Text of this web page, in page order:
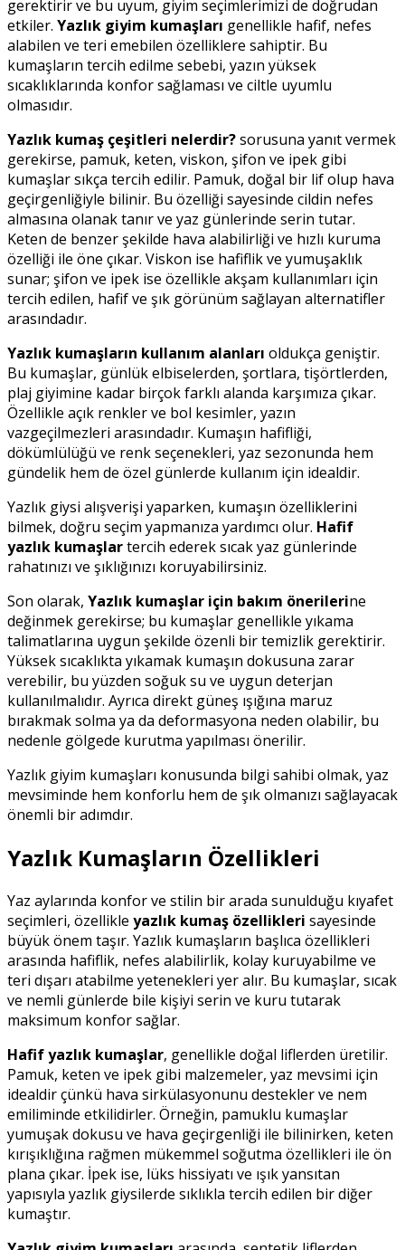
gerektirir ve bu uyum, giyim seçimlerimizi de doğrudan
etkiler. Yazlık giyim kumaşları genellikle hafif, nefes
alabilen ve teri emebilen özelliklere sahiptir. Bu
kumaşların tercih edilme sebebi, yazın yüksek
sıcaklıklarında konfor sağlaması ve ciltle uyumlu
olmasıdır.
Yazlık kumaş çeşitleri nelerdir?sorusuna yanıt vermek
gerekirse, pamuk, keten, viskon, şifon ve ipek gibi
kumaşlar sıkça tercih edilir. Pamuk, doğal bir lif olup hava
geçirgenliğiyle bilinir. Bu özelliği sayesinde cildin nefes
almasına olanak tanır ve yaz günlerinde serin tutar.
Keten de benzer şekilde hava alabilirliği ve hızlı kuruma
özelliği ile öne çıkar. Viskon ise hafiflik ve yumuşaklık
sunar; şifon ve ipek ise özellikle akşam kullanımları için
tercih edilen, hafif ve şık görünüm sağlayan alternatifler
arasındadır.
Yazlık kumaşların kullanım alanları oldukça geniştir.
Bu kumaşlar, günlük elbiselerden, şortlara, tişörtlerden,
plaj giyimine kadar birçok farklı alanda karşımıza çıkar.
Özellikle açık renkler ve bol kesimler, yazın
vazgeçilmezleri arasındadır. Kumaşın hafifliği,
dökümlülüğü ve renk seçenekleri, yaz sezonunda hem
gündelik hem de özel günlerde kullanım için idealdir.
Yazlık giysi alışverişi yaparken, kumaşın özelliklerini
bilmek, doğru seçim yapmanıza yardımcı olur. Hafif
yazlık kumaşlartercih ederek sıcak yaz günlerinde
rahatınızı ve şıklığınızı koruyabilirsiniz.
Son olarak, Yazlık kumaşlar için bakım önerilerine
değinmek gerekirse; bu kumaşlar genellikle yıkama
talimatlarına uygun şekilde özenli bir temizlik gerektirir.
Yüksek sıcaklıkta yıkamak kumaşın dokusuna zarar
verebilir, bu yüzden soğuk su ve uygun deterjan
kullanılmalıdır. Ayrıca direkt güneş ışığına maruz
bırakmak solma ya da deformasyona neden olabilir, bu
nedenle gölgede kurutma yapılması önerilir.
Yazlık giyim kumaşları konusunda bilgi sahibi olmak, yaz
mevsiminde hem konforlu hem de şık olmanızı sağlayacak
önemli bir adımdır.
Yazlık Kumaşların Özellikleri
Yaz aylarında konfor ve stilin bir arada sunulduğu kıyafet
seçimleri, özellikle yazlık kumaş özellikleri sayesinde
büyük önem taşır. Yazlık kumaşların başlıca özellikleri
arasında hafiflik, nefes alabilirlik, kolay kuruyabilme ve
teri dışarı atabilme yetenekleri yer alır. Bu kumaşlar, sıcak
ve nemli günlerde bile kişiyi serin ve kuru tutarak
maksimum konfor sağlar.
Hafif yazlık kumaşlar, genellikle doğal liflerden üretilir.
Pamuk, keten ve ipek gibi malzemeler, yaz mevsimi için
idealdir çünkü hava sirkülasyonunu destekler ve nem
emiliminde etkilidirler. Örneğin, pamuklu kumaşlar
yumuşak dokusu ve hava geçirgenliği ile bilinirken, keten
kırışıklığına rağmen mükemmel soğutma özellikleri ile ön
plana çıkar. İpek ise, lüks hissiyatı ve ışık yansıtan
yapısıyla yazlık giysilerde sıklıkla tercih edilen bir diğer
kumaştır.